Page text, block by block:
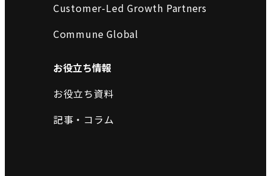
Customer-Led Growth Partners
Commune Global
お役立ち情報
お役立ち資料
記事・コラム